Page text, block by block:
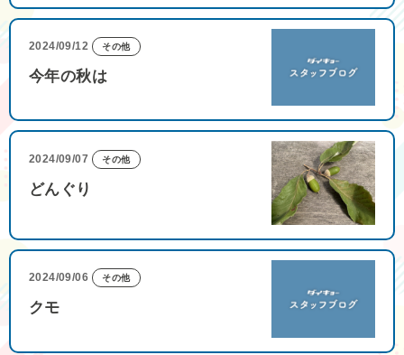
2024/09/12 その他
今年の秋は
2024/09/07 その他
どんぐり
2024/09/06 その他
クモ